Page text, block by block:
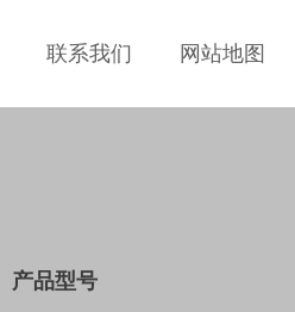
联系我们 网站地图
产品型号